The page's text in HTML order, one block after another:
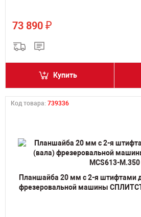
73 890 ₽
Купить
Код товара: 739336
Планшайба 20 мм с 2-я штифтами
фрезеровальной машины